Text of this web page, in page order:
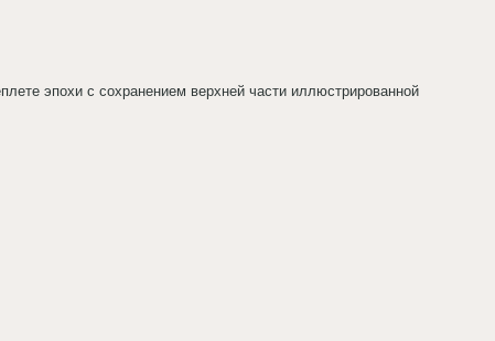
эпохи с сохранением верхней части иллюстрированной